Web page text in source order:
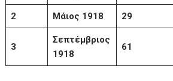
2 Μάιος 1918 29
3
Σεπτέμβριος
1918
61